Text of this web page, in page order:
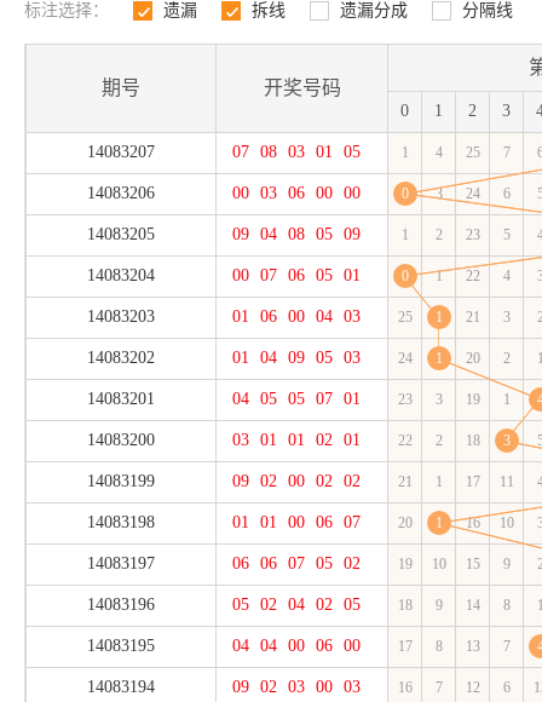
标注选择：
遗漏
拆线
遗漏分成
分隔线
期号 开奖号码
0 1 2 3
14083207 07 08 03 01 05 1 4 25 7
14083206 00 03 06 00 00 0 3 24 6
14083205 09 04 08 05 09 1 2 23 5
14083204 00 07 06 05 01 0 1 22 4
14083203 01 06 00 04 03 25 1 21 3
14083202 01 04 09 05 03 24 1 20 2
14083201 04 05 05 07 01 23 3 19 1
14083200 03 01 01 02 01 22 2 18 3
14083199 09 02 00 02 02 21 1 17 11
14083198 01 01 00 06 07 20 1 16 10
14083197 06 06 07 05 02 19 10 15 9
14083196 05 02 04 02 05 18 9 14 8
14083195 04 04 00 06 00 17 8 13 7
14083194 09 02 03 00 03 16 7 12 6